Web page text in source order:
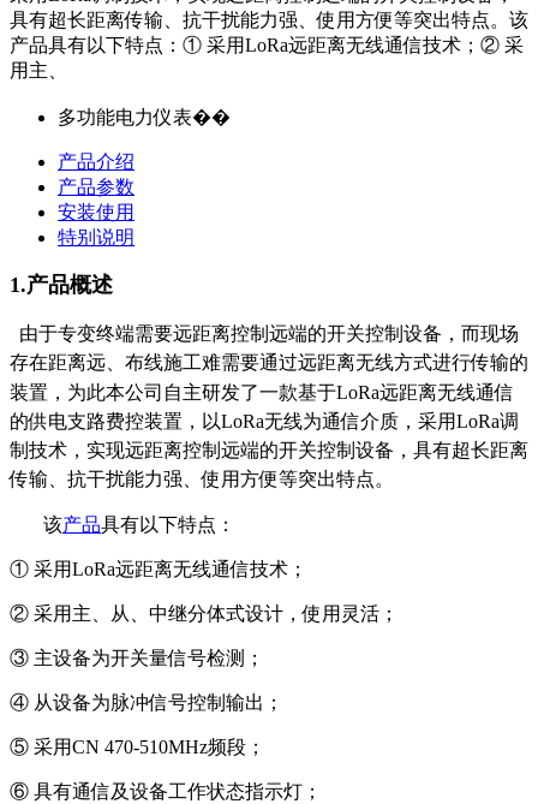
具有超长距离传输、抗干扰能力强、使用方便等突出特点。该
产品具有以下特点：① 采用LoRa远距离无线通信技术；② 采
用主、
多功能电力仪表��
产品介绍
产品参数
安装使用
特别说明
1.产品概述
由于专变终端需要远距离控制远端的开关控制设备，而现场
存在距离远、布线施工难需要通过远距离无线方式进行传输的
装置，为此本公司自主研发了一款基于LoRa远距离无线通信
的供电支路费控装置，以LoRa无线为通信介质，采用LoRa调
制技术，实现远距离控制远端的开关控制设备，具有超长距离
传输、抗干扰能力强、使用方便等突出特点。
该产品具有以下特点：
① 采用LoRa远距离无线通信技术 ；
② 采用主 、从 中继分体式设计，使用 灵活；
③ 主设备为开关量信号检测 ；
④ 从设备为脉冲信号控制 输出；
⑤ 采用CN 470-510MHz频段；
⑥ 具有通信及设备工作状态指示灯 ；